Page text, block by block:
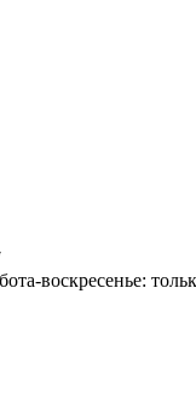
воскресенье: